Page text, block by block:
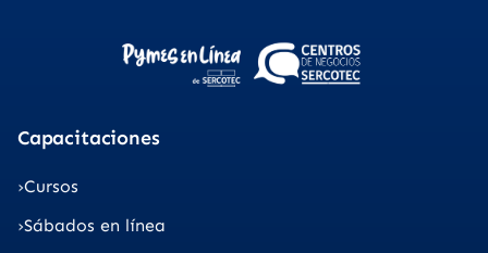
Capacitaciones
Cursos
Sábados en línea